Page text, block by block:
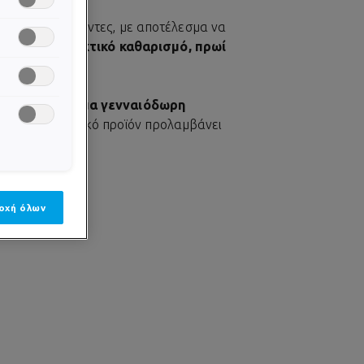
παράγοντες, με αποτέλεσμα να
ένανπροσεκτικό καθαρισμό, πρωί
και σώμα γενναιόδωρη
το χαρισματικό προϊόν προλαμβάνει
όλων